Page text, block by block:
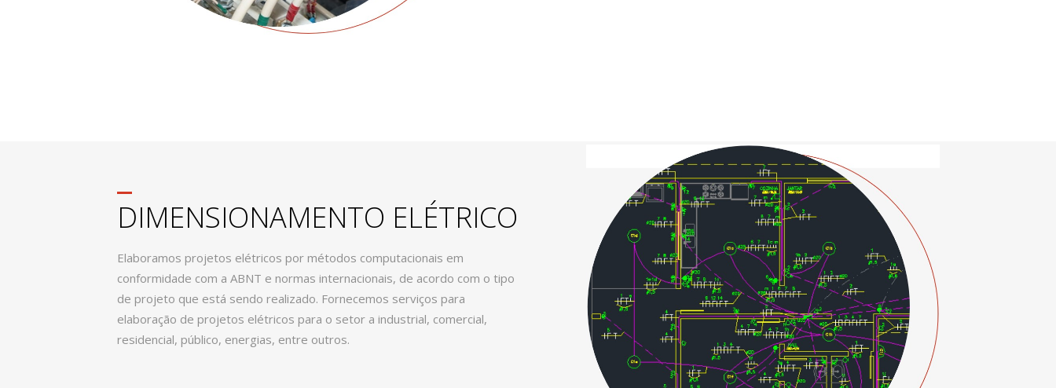
DIMENSIONAMENTO ELÉTRICO
Elaboramos projetos elétricos por métodos computacionais em
conformidade com a ABNT e normas internacionais, de acordo com o tipo
de projeto que está sendo realizado. Fornecemos serviços para
elaboração de projetos elétricos para o setor a industrial, comercial,
residencial, público, energias, entre outros.